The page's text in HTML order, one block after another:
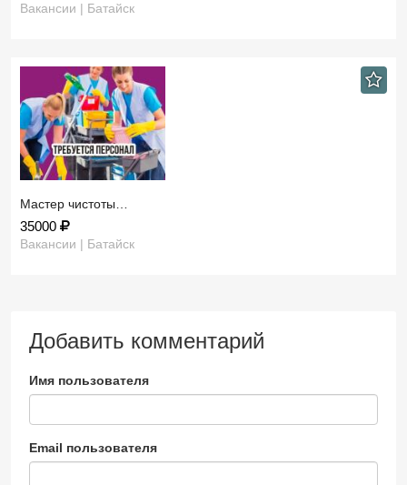
Вакансии | Батайск
Мастер чистоты…
35000
Вакансии | Батайск
Добавить комментарий
Имя пользователя
Email пользователя